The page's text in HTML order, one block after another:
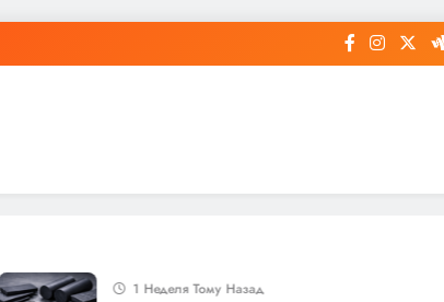
1 Неделя Тому Назад